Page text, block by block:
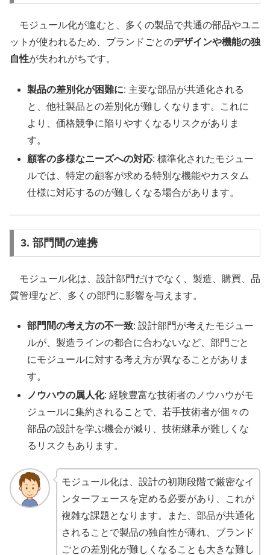
モジュール化が進むと、多くの製品で共通の部品やユニ
ットが使われるため、ブランドごとのデザインや機能の独
自性が失われがちです。
製品の差別化が困難に: 主要な部品が共通化される
と、他社製品との差別化が難しくなります。これに
より、価格競争に陥りやすくなるリスクがありま
す。
顧客の多様なニーズへの対応: 標準化されたモジュー
ルでは、特定の顧客が求める特別な機能やカスタム
仕様に対応するのが難しくなる場合があります。
3. 部門間の連携
モジュール化は、設計部門だけでなく、製造、購買、品
質管理など、多くの部門に影響を与えます。
部門間の考え方の不一致: 設計部門が考えたモジュー
ルが、製造ラインの都合に合わないなど、部門ごと
にモジュールに対する考え方が異なることがありま
す。
ノウハウの属人化: 経験豊富な技術者のノウハウがモ
ジュールに集約されることで、若手技術者が個々の
部品の設計を学ぶ機会が減り、技術継承が難しくな
るリスクもあります。
モジュール化は、設計の初期段階で厳密なイ
ンターフェースを定める必要があり、これが
複雑な課題となります。また、部品が共通化
されることで製品の独自性が薄れ、ブランド
ごとの差別化が難しくなることも大きな難し